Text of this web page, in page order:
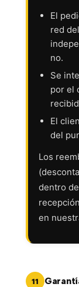
El
red
no.
Se
por el
El
del
Los
dentro
en
11